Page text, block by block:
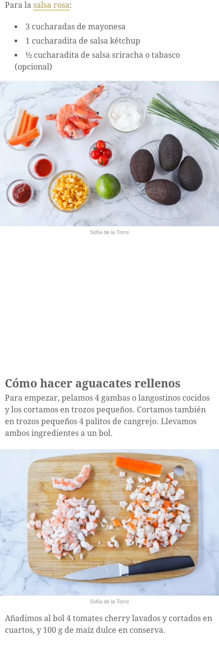
Para la salsa rosa:
3 cucharadas de mayonesa
1 cucharadita de salsa kétchup
½ cucharadita de salsa sriracha o tabasco
(opcional)
Sofía de la Torre
Cómo hacer aguacates rellenos
Para empezar, pelamos 4 gambas o langostinos cocidos
y los cortamos en trozos pequeños. Cortamos también
en trozos pequeños 4 palitos de cangrejo. Llevamos
ambos ingredientes a un bol.
Sofía de la Torre
Añadimos al bol 4 tomates cherry lavados y cortados en
cuartos, y 100 g de maíz dulce en conserva.